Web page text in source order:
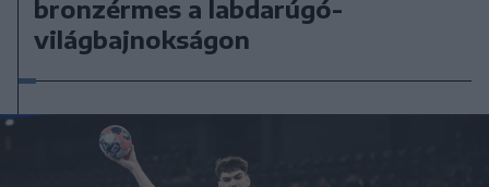
bronzérmes a labdarúgó-
világbajnokságon